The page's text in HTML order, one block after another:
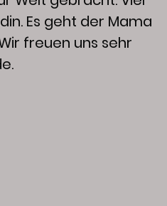
Es geht der Mama
freuen uns sehr